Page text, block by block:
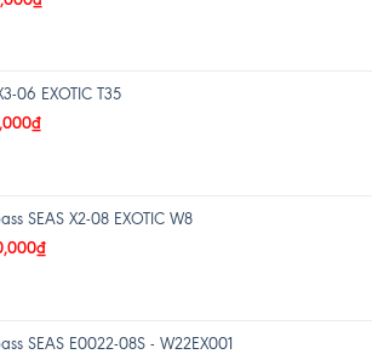
06 EXOTIC T35
₫
SEAS X2-08 EXOTIC W8
₫
SEAS E0022-08S - W22EX001